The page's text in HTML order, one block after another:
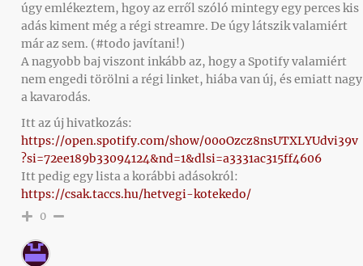
úgy emlékeztem, hgoy az erről szóló mintegy egy perces kis
adás kiment még a régi streamre. De úgy látszik valamiért
már az sem. (#todo javítani!)
A nagyobb baj viszont inkább az, hogy a Spotify valamiért
nem engedi törölni a régi linket, hiába van új, és emiatt nagy
a kavarodás.
Itt az új hivatkozás:
https://open.spotify.com/show/00oOzcz8nsUTXLYUdvi39v
?si=72ee189b33094124&nd=1&dlsi=a3331ac315ff4606
Itt pedig egy lista a korábbi adásokról:
https://csak.taccs.hu/hetvegi-kotekedo/
0